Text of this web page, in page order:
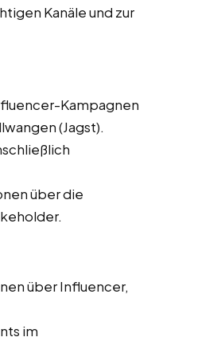
Kanäle und zur
Kampagnen
(Jagst).
über die
über Influencer,
im